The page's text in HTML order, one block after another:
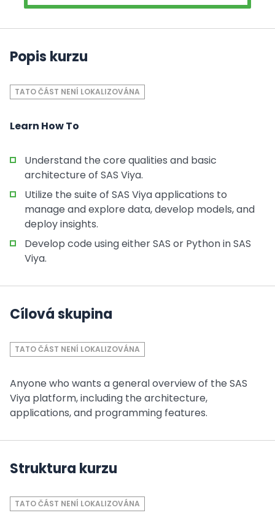
Popis kurzu
TATO ČÁST NENÍ LOKALIZOVÁNA
Learn How To
Understand the core qualities and basic
architecture of SAS Viya.
Utilize the suite of SAS Viya applications to
manage and explore data, develop models, and
deploy insights.
Develop code using either SAS or Python in SAS
Viya.
Cílová skupina
TATO ČÁST NENÍ LOKALIZOVÁNA
Anyone who wants a general overview of the SAS
Viya platform, including the architecture,
applications, and programming features.
Struktura kurzu
TATO ČÁST NENÍ LOKALIZOVÁNA